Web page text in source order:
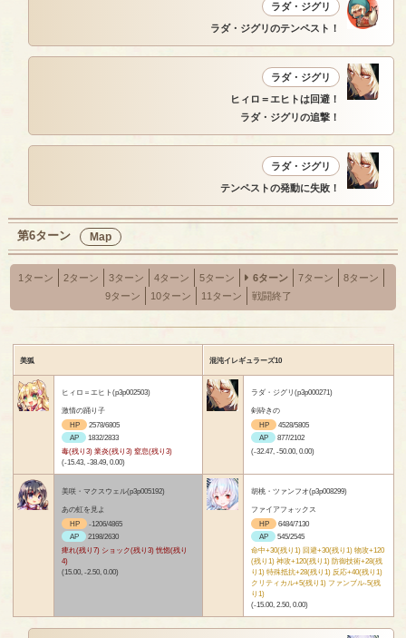
ラダ・ジグリ
ラダ・ジグリのテンペスト！
ラダ・ジグリ
ヒィロ＝エヒトは回避！
ラダ・ジグリの追撃！
ラダ・ジグリ
テンペストの発動に失敗！
第6ターン Map
1ターン 2ターン 3ターン 4ターン 5ターン 6ターン 7ターン
8ターン
9ターン
10ターン 11ターン 戦闘終了
美狐 混沌イレギュラーズ10
ヒィロ＝エヒト(p3p002503)
激情の踊り子
HP
2578/6805
AP
1832/2833
毒(残り3) 業炎(残り3) 窒息(残り3)
(-15.43, -38.49, 0.00)
ラダ・ジグリ(p3p000271)
剣砕きの
HP
4528/5805
AP
877/2102
(-32.47, -50.00, 0.00)
美咲・マクスウェル(p3p005192)
あの虹を見よ
HP
-1206/4865
AP
2198/2630
痺れ(残り7) ショック(残り3) 恍惚(残り
4)
(15.00, -2.50, 0.00)
胡桃・ツァンフオ(p3p008299)
ファイアフォックス
HP
6484/7130
AP
545/2545
命中+30(残り1) 回避+30(残り1) 物攻+120
(残り1) 神攻+120(残り1) 防御技術+28(残
り1) 特殊抵抗+28(残り1) 反応+40(残り1)
クリティカル+5(残り1) ファンブル-5(残
り1)
(-15.00, 2.50, 0.00)